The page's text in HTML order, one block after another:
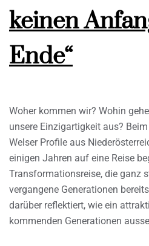
keinen
Ende“
Woher kommen wir? Wohin
unsere Einzigartigkeit aus?
Welser Profile aus
einigen Jahren auf eine Reise
Transformationsreise, die ganz
vergangene Generationen
darüber reflektiert, wie ein
kommenden Generationen